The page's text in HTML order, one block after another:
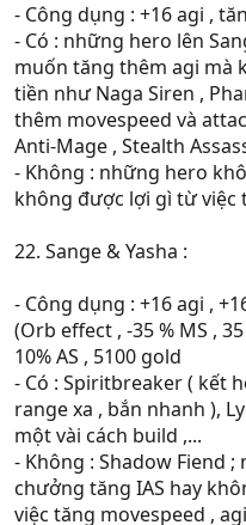
- Công dụng : +16 agi ,
- Có : những hero lên
muốn tăng thêm agi mà
tiền như Naga Siren ,
thêm movespeed và
Anti-Mage , Stealth
- Không : những hero
không được lợi gì từ việc
22. Sange & Yasha :
- Công dụng : +16 agi ,
(Orb effect , -35 % MS ,
10% AS , 5100 gold
- Có : Spiritbreaker ( kết
range xa , bắn nhanh ),
một vài cách build ,...
- Không : Shadow Fiend
chưởng tăng IAS hay
việc tăng movespeed ,